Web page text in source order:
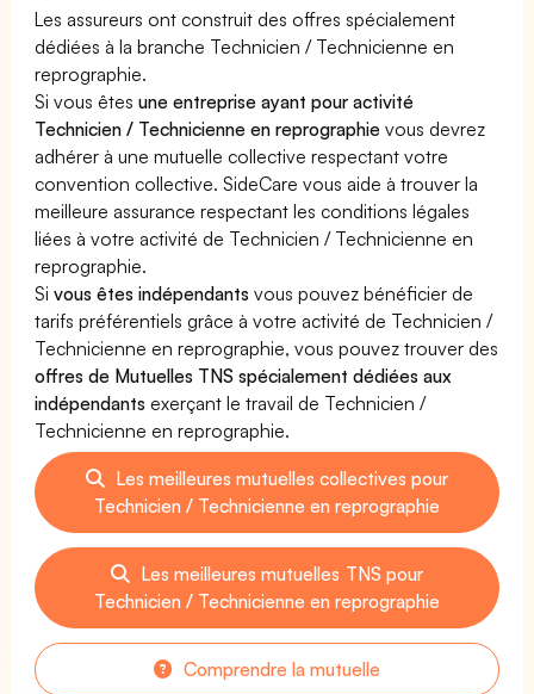
Les assureurs ont construit des offres spécialement
dédiées à la branche Technicien / Technicienne en
reprographie.
Si vous êtesune entreprise ayant pour activité
Technicien / Technicienne en reprographie vous devrez
adhérer à une mutuelle collective respectant votre
convention collective. SideCare vous aide à trouver la
meilleure assurance respectant les conditions légales
liées à votre activité de Technicien / Technicienne en
reprographie.
Sivous êtes indépendants vous pouvez bénéficier de
tarifs préférentiels grâce à votre activité de Technicien /
Technicienne en reprographie, vous pouvez trouver des
offres de Mutuelles TNS spécialement dédiées aux
indépendants exerçant le travail de Technicien /
Technicienne en reprographie.
Les meilleures mutuelles collectives pour
Technicien / Technicienne en reprographie
Les meilleures mutuelles TNS pour
Technicien / Technicienne en reprographie
Comprendre la mutuelle